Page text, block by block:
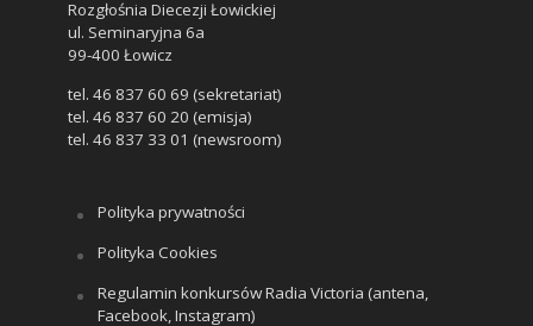
Rozgłośnia Diecezji Łowickiej
ul. Seminaryjna 6a
99-400 Łowicz
tel. 46 837 60 69 (sekretariat)
tel. 46 837 60 20 (emisja)
tel. 46 837 33 01 (newsroom)
Polityka prywatności
Polityka Cookies
Regulamin konkursów Radia Victoria (antena,
Facebook, Instagram)